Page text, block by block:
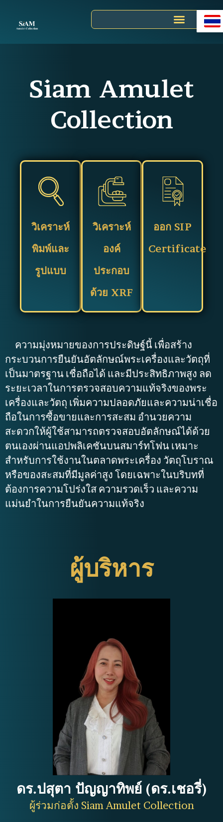
Siam Amulet
Collection
วิเคราะห์
พิมพ์และ
รูปแบบ
วิเคราะห์
องค์
ประกอบ
ด้วย XRF
ออก SIP
Certificate
ความมุ่งหมายของการประดิษฐ์นี้ เพื่อสร้าง
กระบวนการยืนยันอัตลักษณ์พระเครื่องและวัตถุที่
เป็นมาตรฐาน เชื่อถือได้ และมีประสิทธิภาพสูง ลด
ระยะเวลาในการตรวจสอบความแท้จริงของพระ
เครื่องและวัตถุ เพิ่มความปลอดภัยและความน่าเชื่อ
ถือในการซื้อขายและการสะสม อำนวยความ
สะดวกให้ผู้ใช้สามารถตรวจสอบอัตลักษณ์ได้ด้วย
ตนเองผ่านแอปพลิเคชันบนสมาร์ทโฟน เหมาะ
สำหรับการใช้งานในตลาดพระเครื่อง วัตถุโบราณ
หรือของสะสมที่มีมูลค่าสูง โดยเฉพาะในบริบทที่
ต้องการความโปร่งใส ความรวดเร็ว และความ
แม่นยำในการยืนยันความแท้จริง
ผู้บริหาร
ดร.ปสุตา ปัญญาทิพย์ (ดร.เชอรี่)
ผู้ร่วมก่อตั้ง Siam Amulet Collection